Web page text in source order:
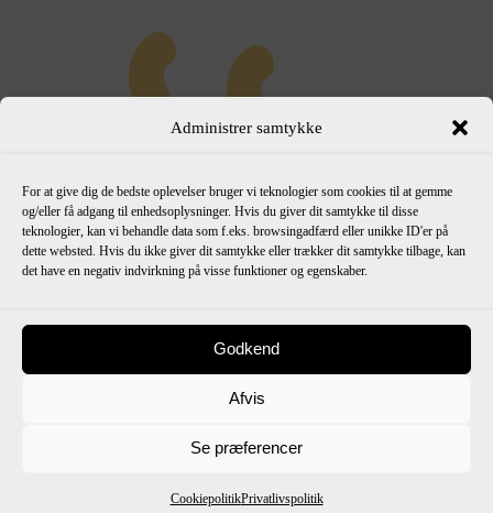
Administrer samtykke
For at give dig de bedste oplevelser bruger vi teknologier som cookies til at gemme
og/eller få adgang til enhedsoplysninger. Hvis du giver dit samtykke til disse
teknologier, kan vi behandle data som f.eks. browsingadfærd eller unikke ID'er på
dette websted. Hvis du ikke giver dit samtykke eller trækker dit samtykke tilbage, kan
det have en negativ indvirkning på visse funktioner og egenskaber.
Godkend
Afvis
Se præferencer
CookiepolitikPrivatlivspolitik